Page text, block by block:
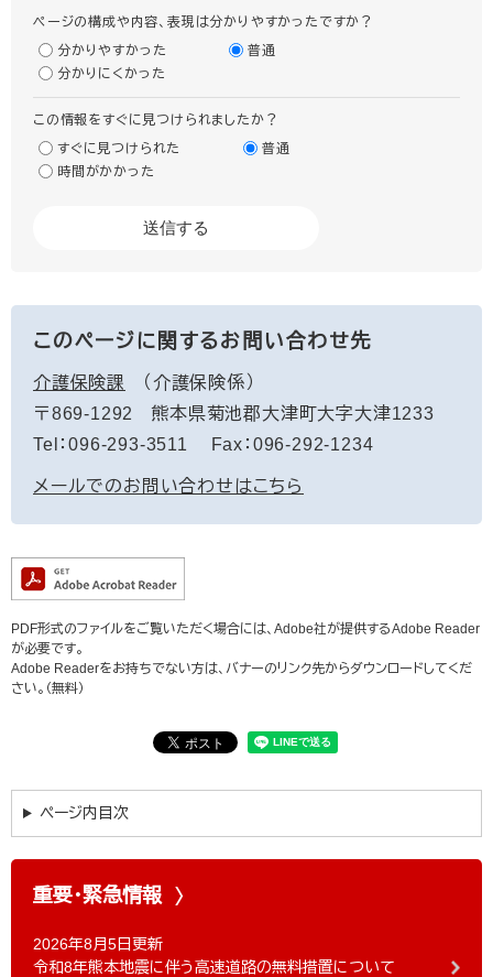
ページの構成や内容、表現は分かりやすかったですか？
分かりやすかった
普通
分かりにくかった
この情報をすぐに見つけられましたか？
すぐに見つけられた
普通
時間がかかった
このページに関するお問い合わせ先
介護保険課
介護保険係
〒869-1292
熊本県菊池郡大津町大字大津1233
Tel：096-293-3511
Fax：096-292-1234
メールでのお問い合わせはこちら
PDF形式のファイルをご覧いただく場合には、Adobe社が提供するAdobe Reader
が必要です。
Adobe Readerをお持ちでない方は、バナーのリンク先からダウンロードしてくだ
さい。（無料）
ページ内目次
重要・緊急情報
2026年8月5日更新
令和8年熊本地震に伴う高速道路の無料措置について